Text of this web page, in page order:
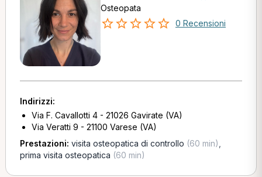
Osteopata
0 Recensioni
Indirizzi:
Via F. Cavallotti 4 - 21026 Gavirate (VA)
Via Veratti 9 - 21100 Varese (VA)
Prestazioni: visita osteopatica di controllo (60 min)
prima visita osteopatica (60 min)